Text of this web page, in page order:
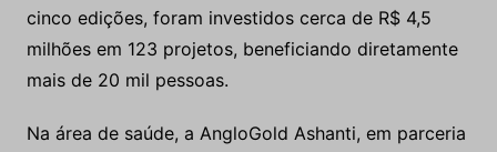
cinco edições, foram investidos cerca de R$ 4,5
milhões em 123 projetos, beneficiando diretamente
mais de 20 mil pessoas.
Na área de saúde, a AngloGold Ashanti, em parceria